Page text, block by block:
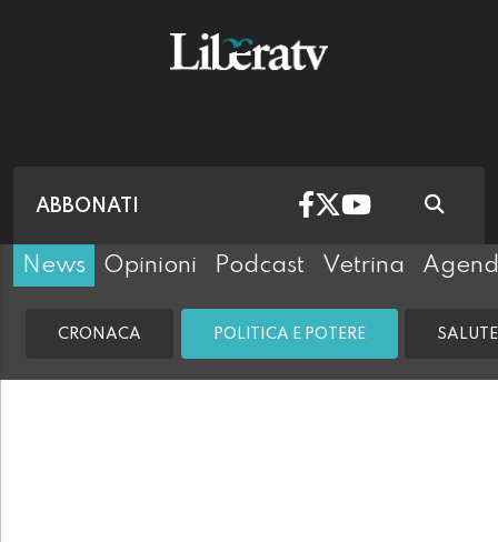
ABBONATI
News Opinioni Podcast Vetrina
CRONACA POLITICA E POTERE